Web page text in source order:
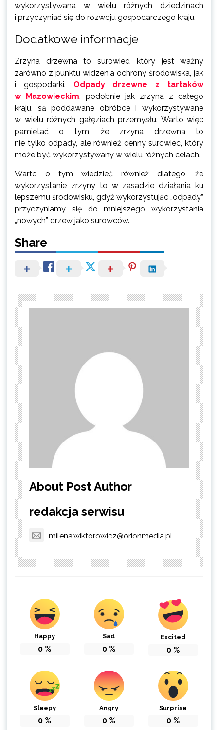
wykorzystywana w wielu różnych dziedzinach
i przyczyniać się do rozwoju gospodarczego kraju.
Dodatkowe informacje
Zrzyna drzewna to surowiec, który jest ważny
zarówno z punktu widzenia ochrony środowiska, jak
i gospodarki. Odpady drzewne z tartaków
w Mazowieckim, podobnie jak zrzyna z całego
kraju, są poddawane obróbce i wykorzystywane
w wielu różnych gałęziach przemysłu. Warto więc
pamiętać o tym, że zrzyna drzewna to
nie tylko odpady, ale również cenny surowiec, który
może być wykorzystywany w wielu różnych celach.
Warto o tym wiedzieć również dlatego, że
wykorzystanie zrzyny to w zasadzie działania ku
lepszemu środowisku, gdyż wykorzystując „odpady”
przyczyniamy się do mniejszego wykorzystania
„nowych” drzew jako surowców.
Share
About Post Author
redakcja serwisu
milena.wiktorowicz@orionmedia.pl
Happy
0 %
Sad
0 %
Excited
0 %
Sleepy
0 %
Angry
0 %
Surprise
0 %